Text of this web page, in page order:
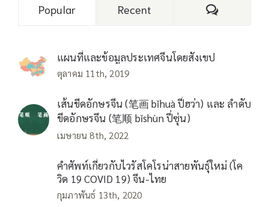
Popular Recent Comments
แผนที่และข้อมูลประเทศจีนโดยสังเขป
ตุลาคม 11th, 2019
เส้นขีดอักษรจีน (笔画 bǐhuà ปี่ฮว่า) และ ลำดับ
ขีดอักษรจีน (笔顺 bǐshùn ปี่ซุ่น)
เมษายน 8th, 2022
คำศัพท์เกี่ยวกับไวรัสโคโรน่าสายพันธุ์ใหม่ (โค
วิด 19 COVID 19) จีน-ไทย
กุมภาพันธ์ 13th, 2020